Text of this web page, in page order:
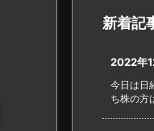
新着記
2022年
今日は日
ち株の方